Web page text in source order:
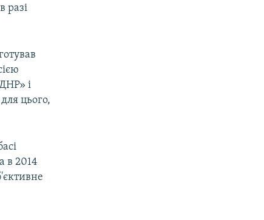
разі
і
цього,
в 2014